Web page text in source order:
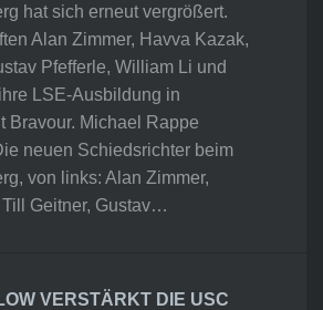
hat sich erneut vergrößert.
Alan Zimmer, Havva Kazak,
Pfefferle, William Li und
LSE-Ausbildung in
Bravour. Michael Rappe
neuen Schiedsrichter beim
von links: Alan Zimmer,
Geitner, Gustav…
VERSTÄRKT DIE USC